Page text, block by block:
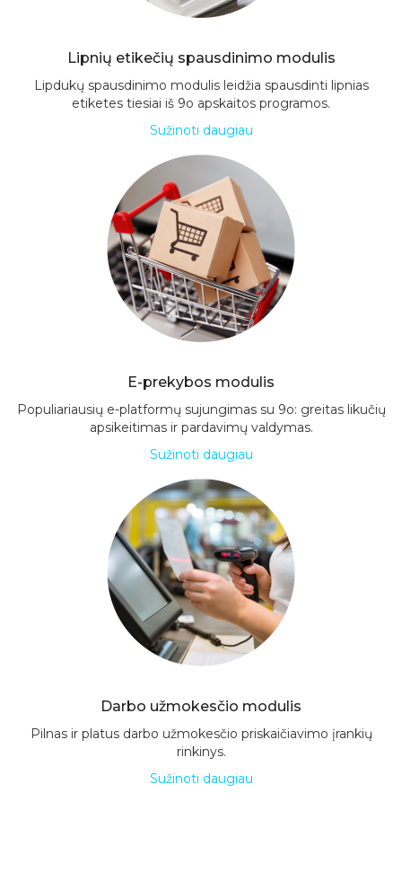
Lipnių etikečių spausdinimo modulis
Lipdukų spausdinimo modulis leidžia spausdinti lipnias
etiketes tiesiai iš 9o apskaitos programos.
Sužinoti daugiau
E-prekybos modulis
Populiariausių e-platformų sujungimas su 9o: greitas likučių
apsikeitimas ir pardavimų valdymas.
Sužinoti daugiau
Darbo užmokesčio modulis
Pilnas ir platus darbo užmokesčio priskaičiavimo įrankių
rinkinys.
Sužinoti daugiau